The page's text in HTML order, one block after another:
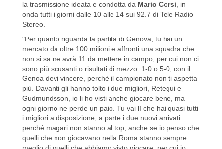
la trasmissione ideata e condotta da Mario Corsi, in
onda tutti i giorni dalle 10 alle 14 sui 92.7 di Tele Radio
Stereo.
"Per quanto riguarda la partita di Genova, tu hai un
mercato da oltre 100 milioni e affronti una squadra che
non si sa ne avrà 11 da mettere in campo, per cui non ci
sono più scusanti o risultati di mezzo: 1-0 o 5-0, con il
Genoa devi vincere, perché il campionato non ti aspetta
più. Davanti gli hanno tolto i due migliori, Retegui e
Gudmundsson, io li ho visti anche giocare bene, ma
ogni giorno ne perde un paio. Tu vai lì che hai quasi tutti
i migliori a disposizione, a parte i due nuovi arrivati
perché magari non stanno al top, anche se io penso che
quelli che non giocavano nella Roma stanno sempre